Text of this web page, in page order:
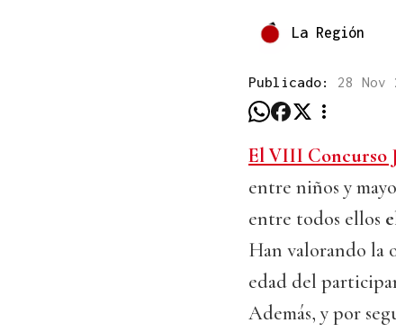
La Región
Publicado: 28 Nov
El VIII Concurso
entre niños y
entre todos ellos
Han valorando la
edad del
Además, y por